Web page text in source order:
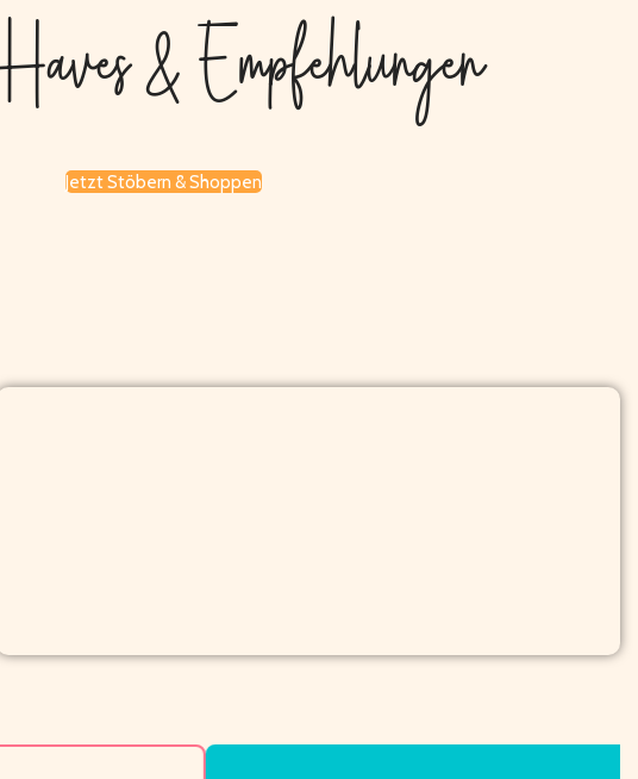
& Empfehlungen
Jetzt Stöbern & Shoppen